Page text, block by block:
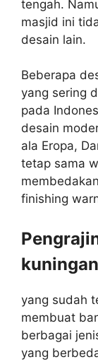
tengah.
masjid ini
desain lain.
Beberapa
yang sering
pada
desain
ala Eropa,
tetap sama
finishing
kuningan
yang sudah
membuat
berbagai
yang